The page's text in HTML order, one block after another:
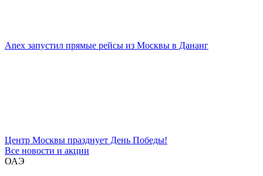
Anex запустил прямые рейсы из Москвы в Дананг
Центр Москвы празднует День Победы!
Все новости и акции
ОАЭ